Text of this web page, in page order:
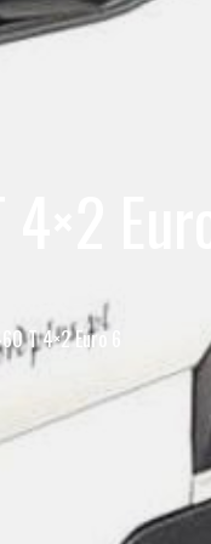
4×2
T 4×2 Euro 6